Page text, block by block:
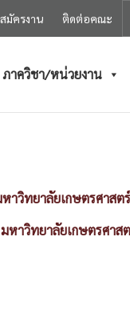
สมัครงาน ติดต่อคณะ
ภาควิชา/หน่วยงาน
าวิทยาลัยเกษตรศาสต
หาวิทยาลัยเกษตรศาส